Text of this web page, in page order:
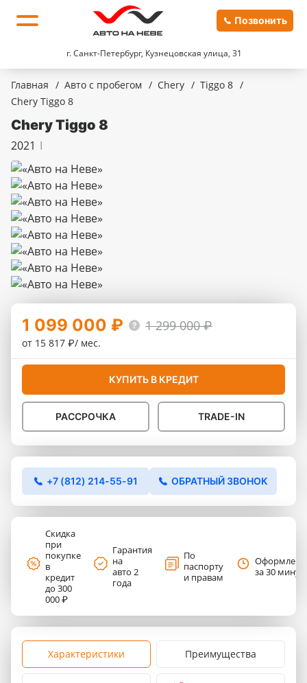
г. Санкт-Петербург, Кузнецовская улица, 31
Позвонить
Главная / Авто с пробегом / Chery / Tiggo 8 /
Chery Tiggo 8
Chery Tiggo 8
2021 I
1 099 000 ₽ 1 299 000 ₽
от 15 817 ₽/ мес.
КУПИТЬ В КРЕДИТ
РАССРОЧКА TRADE-IN
+7 (812) 214-55-91 ОБРАТНЫЙ ЗВОНОК
Скидка
при
покупке
в
кредит
до 300
000 ₽
Гарантия
на
авто 2
года
По
паспорту
и правам
за 30 минут
Характеристики Преимущества